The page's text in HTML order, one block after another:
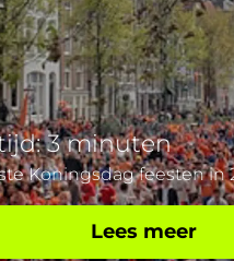
Koningsdag feesten in
3 minuten
Lees meer